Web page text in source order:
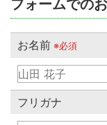
フォームでの
お名前 ※必須
フリガナ